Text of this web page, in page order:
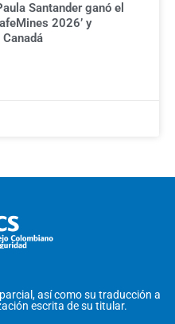
Santander ganó el
2026’ y
así como su traducción a
escrita de su titular.